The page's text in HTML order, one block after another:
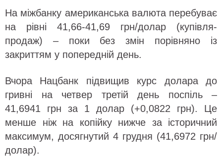
На міжбанку американська валюта перебуває
на рівні 41,66-41,69 грн/долар (купівля-
продаж) – поки без змін порівняно із
закриттям у попередній день.
Вчора Нацбанк підвищив курс долара до
гривні на четвер третій день поспіль –
41,6941 грн за 1 долар (+0,0822 грн). Це
менше ніж на копійку нижче за історичний
максимум, досягнутий 4 грудня (41,6972 грн/
долар).